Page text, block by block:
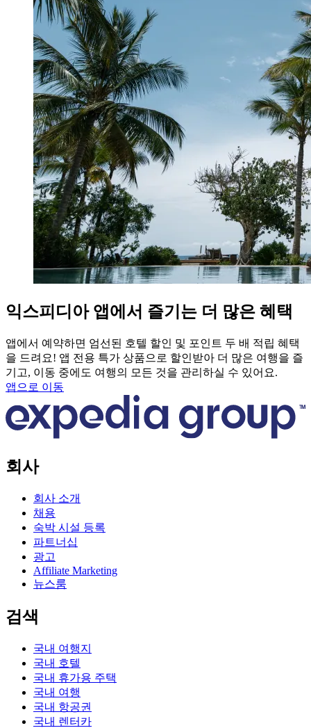
익스피디아 앱에서 즐기는 더 많은 혜택
앱에서 예약하면 엄선된 호텔 할인 및 포인트 두 배 적립 혜택
을 드려요! 앱 전용 특가 상품으로 할인받아 더 많은 여행을 즐
기고, 이동 중에도 여행의 모든 것을 관리하실 수 있어요.
앱으로 이동
회사
회사 소개
채용
숙박 시설 등록
파트너십
광고
Affiliate Marketing
뉴스룸
검색
국내 여행지
국내 호텔
국내 휴가용 주택
국내 여행
국내 항공권
국내 렌터카